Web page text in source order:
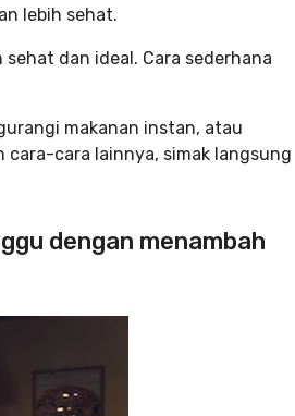
lebih sehat.
dan ideal. Cara sederhana
makanan instan, atau
cara-cara lainnya, simak langsung
dengan menambah